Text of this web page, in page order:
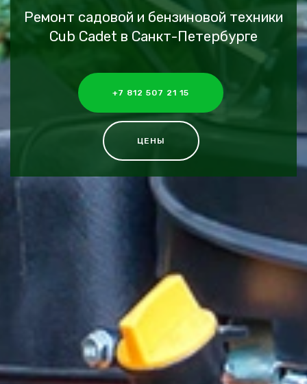
Ремонт садовой и бензиновой техники
Cub Cadet в Санкт-Петербурге
+7 812 507 21 15
ЦЕНЫ